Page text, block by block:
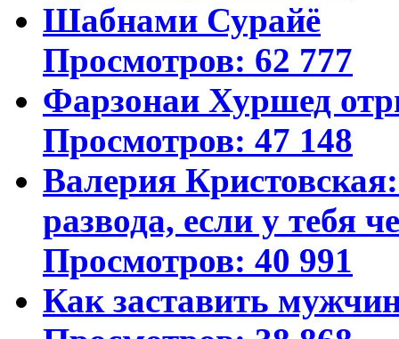
Шабнами Сурайё
Просмотров: 62 777
Фарзонаи Хуршед
Просмотров: 47 148
Валерия
развода, если у тебя
Просмотров: 40 991
Как заставить